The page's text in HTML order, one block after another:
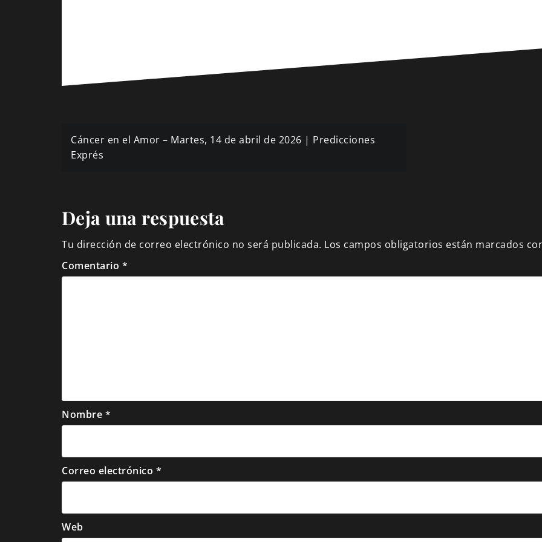
Navegación
de
Cáncer en el Amor – Martes, 14 de abril de 2026 | Predicciones
Exprés
Deja una respuesta
Tu dirección de correo electrónico no será publicada. Los campos obligatorios están marcados
Comentario *
Nombre *
Correo electrónico *
Web